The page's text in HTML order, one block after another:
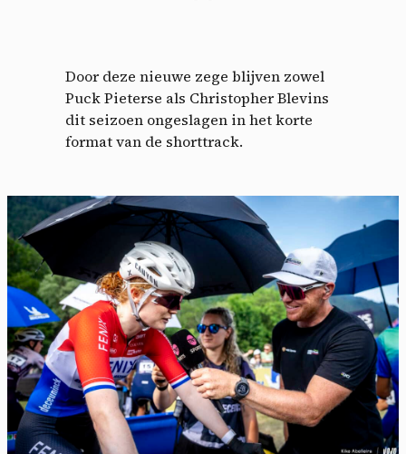
Door deze nieuwe zege blijven zowel
Puck Pieterse als Christopher Blevins
dit seizoen ongeslagen in het korte
format van de shorttrack.